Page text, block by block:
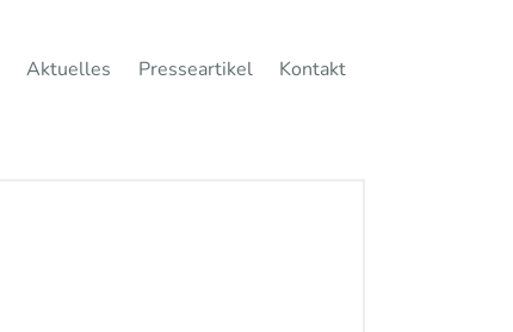
Aktuelles Presseartikel Kontakt